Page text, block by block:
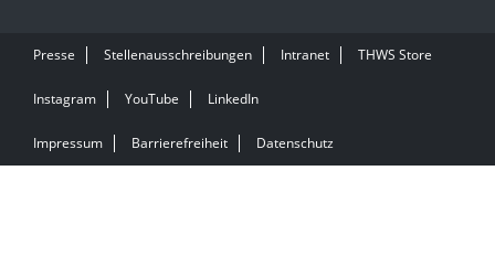
Presse Stellenausschreibungen Intranet THWS Store
Instagram YouTube LinkedIn
Impressum Barrierefreiheit Datenschutz